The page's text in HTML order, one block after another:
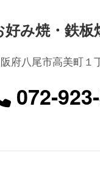
好み焼・鉄
府八尾市高美町１
072-